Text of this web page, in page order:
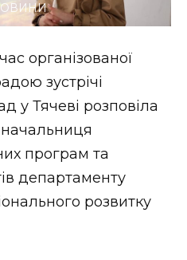
УКРАЇНИ
організованої
зустрічі
у Тячеві розповіла
програм та
департаменту
розвитку